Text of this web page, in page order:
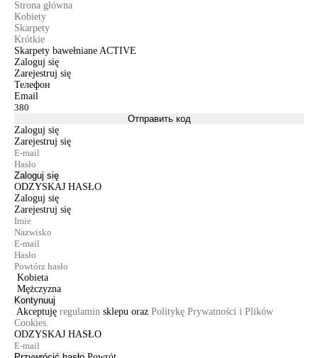
Strona główna
Kobiety
Skarpety
Krótkie
Skarpety bawełniane ACTIVE
Zaloguj się
Zarejestruj się
Телефон
Email
Отправить код
Zaloguj się
Zarejestruj się
Zaloguj się
ODZYSKAJ HASŁO
Zaloguj się
Zarejestruj się
Kobieta
Mężczyzna
Kontynuuj
Akceptuję regulamin sklepu oraz Politykę Prywatności i Plików
Cookies.
ODZYSKAJ HASŁO